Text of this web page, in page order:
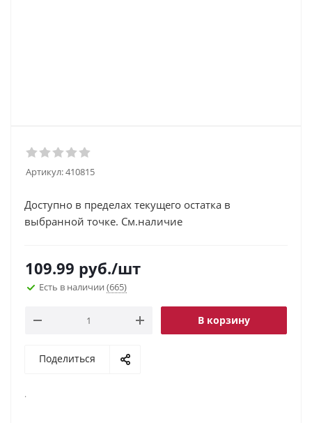
Артикул:410815
Доступно в пределах текущего остатка в
выбранной точке. См.наличие
109.99 руб./шт
Есть в наличии (665)
В корзину
Поделиться
.